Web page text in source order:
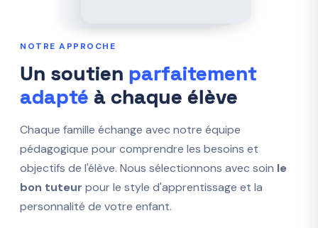
NOTRE APPROCHE
Un soutien parfaitement
adapté à chaque élève
Chaque famille échange avec notre équipe
pédagogique pour comprendre les besoins et
objectifs de l'élève. Nous sélectionnons avec soin le
bon tuteur pour le style d'apprentissage et la
personnalité de votre enfant.